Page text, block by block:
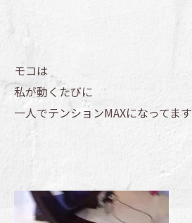
モコは
私が動くたびに
一人でテンションMAXになってます